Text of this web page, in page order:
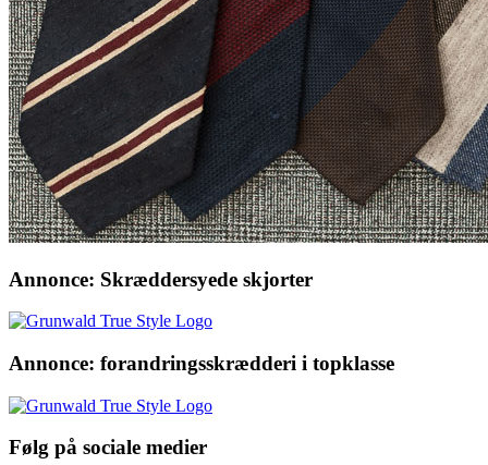
Annonce: Skræddersyede skjorter
Annonce: forandringsskrædderi i topklasse
Følg på sociale medier